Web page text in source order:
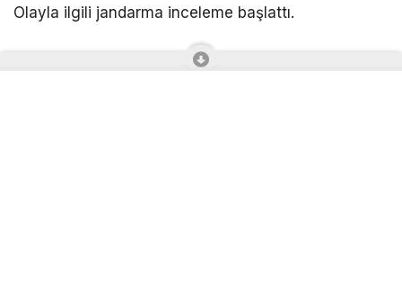
Olayla ilgili jandarma inceleme başlattı.